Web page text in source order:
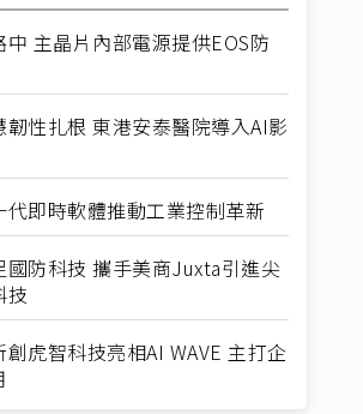
中 主晶片內部電源提供EOS防
性扎根 東港安泰醫院導入AI影
代即時軟體推動工業控制革新
國防科技 攜手美商Juxta引進尖
技
虎智科技亮相AI WAVE 主打企